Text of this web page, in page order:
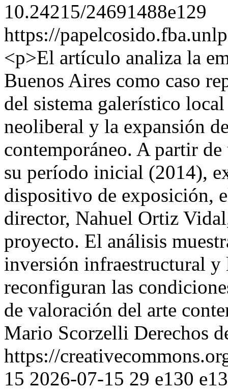
10.24215/24691488e129
https://
<p>El artículo analiza la
Buenos Aires como caso
del sistema galerístico
neoliberal y la expansión
contemporáneo. A partir
su período inicial (2014),
dispositivo de exposición,
director, Nahuel Ortiz
proyecto. El análisis
inversión infraestructural
reconfiguran las
de valoración del arte
Mario Scorzelli Derechos
https://
15 2026-07-15 29 e130